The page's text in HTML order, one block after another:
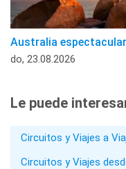
Australia espectacular
do, 23.08.2026
Le puede
Circuitos y Viajes a
Circuitos y Viajes